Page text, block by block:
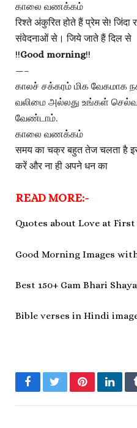
காலை வணக்கம்
रिश्ते अंकुरित होते हैं प्रेम से!
संवेदनाओं से। जिये जाते हैं दिल से
!!Good morning!!
—–
காலச் சக்கரம் மிக வேகமாக
வலிமை அல்லது உங்கள்
வேண்டாம்.
காலை வணக்கம்
समय का चक्र बहुत तेज चलता है
करें और ना ही अपने धन का
READ MORE:-
Quotes about Love at
Good Morning Images
Best 150+ Gam Bhari
Bible verses in Hindi
FacebookTwitterPinterest